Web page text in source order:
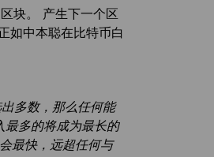
块。 产生下一个区
如中本聪在比特币白
多数，那么任何能
最多的将成为最长的
最快，远超任何与